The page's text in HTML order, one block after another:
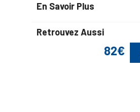
82€
En Savoir Plus
Retrouvez Aussi